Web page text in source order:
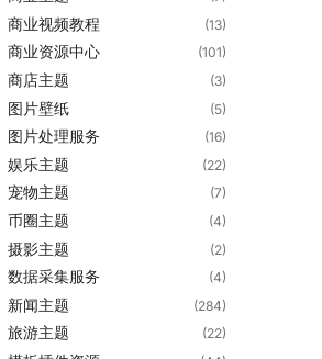
商业视频教程 (13)
商业资源中心 (101)
商店主题 (3)
图片壁纸 (5)
图片处理服务 (16)
娱乐主题 (22)
宠物主题 (7)
币圈主题 (4)
摄影主题 (2)
数据采集服务 (4)
新闻主题 (284)
旅游主题 (22)